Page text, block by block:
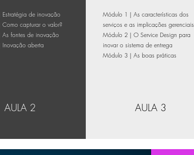
de inovação
capturar o valor?
fontes de inovação
aberta
AULA 2
Módulo 1 | As características dos
serviços e as implicações gerenciais
Módulo 2 | O Service Design para
inovar o sistema de entrega
Módulo 3 | As boas práticas
AULA 3